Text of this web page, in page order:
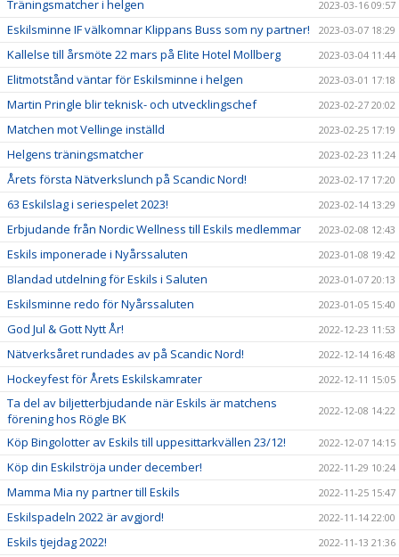
Träningsmatcher i helgen 2023-03-16 09:57
Eskilsminne IF välkomnar Klippans Buss som ny partner! 2023-03-07 18:29
Kallelse till årsmöte 22 mars på Elite Hotel Mollberg 2023-03-04 11:44
Elitmotstånd väntar för Eskilsminne i helgen 2023-03-01 17:18
Martin Pringle blir teknisk- och utvecklingschef 2023-02-27 20:02
Matchen mot Vellinge inställd 2023-02-25 17:19
Helgens träningsmatcher 2023-02-23 11:24
Årets första Nätverkslunch på Scandic Nord! 2023-02-17 17:20
63 Eskilslag i seriespelet 2023! 2023-02-14 13:29
Erbjudande från Nordic Wellness till Eskils medlemmar 2023-02-08 12:43
Eskils imponerade i Nyårssaluten 2023-01-08 19:42
Blandad utdelning för Eskils i Saluten 2023-01-07 20:13
Eskilsminne redo för Nyårssaluten 2023-01-05 15:40
God Jul & Gott Nytt År! 2022-12-23 11:53
Nätverksåret rundades av på Scandic Nord! 2022-12-14 16:48
Hockeyfest för Årets Eskilskamrater 2022-12-11 15:05
Ta del av biljetterbjudande när Eskils är matchens
förening hos Rögle BK
2022-12-08 14:22
Köp Bingolotter av Eskils till uppesittarkvällen 23/12! 2022-12-07 14:15
Köp din Eskilströja under december! 2022-11-29 10:24
Mamma Mia ny partner till Eskils 2022-11-25 15:47
Eskilspadeln 2022 är avgjord! 2022-11-14 22:00
Eskils tjejdag 2022! 2022-11-13 21:36